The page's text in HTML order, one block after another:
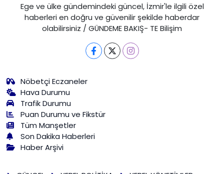
Ege ve ülke gündemindeki güncel, İzmir'le ilgili özel
haberleri en doğru ve güvenilir şekilde haberdar
olabilirsiniz / GÜNDEME BAKIŞ- TE Bilişim
Nöbetçi Eczaneler
Hava Durumu
Trafik Durumu
Puan Durumu ve Fikstür
Tüm Manşetler
Son Dakika Haberleri
Haber Arşivi